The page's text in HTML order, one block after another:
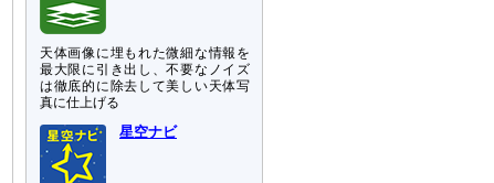
天体画像に埋もれた微細な情報を
最大限に引き出し、不要なノイズ
は徹底的に除去して美しい天体写
真に仕上げる
星空ナビ